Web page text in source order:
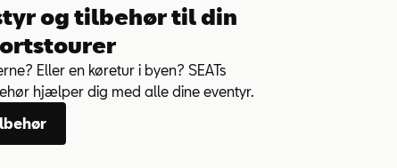
og tilbehør til din
Eller en køretur i byen? SEATs
hjælper dig med alle dine eventyr.